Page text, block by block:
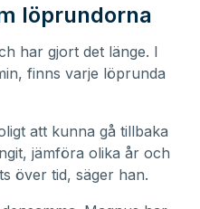
löprundorna
har gjort det länge. I
finns varje löprunda
att kunna gå tillbaka
jämföra olika år och
över tid, säger han.